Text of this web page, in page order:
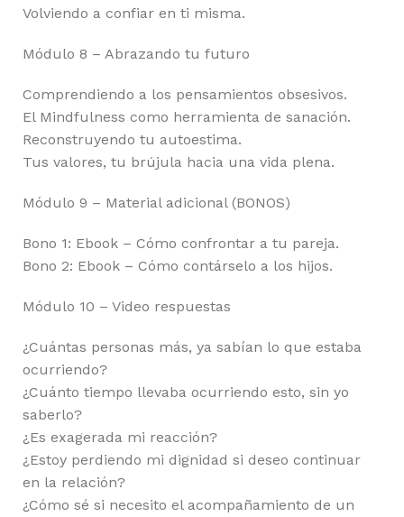
Volviendo a confiar en ti misma.
Módulo 8 – Abrazando tu futuro
Comprendiendo a los pensamientos obsesivos.
El Mindfulness como herramienta de sanación.
Reconstruyendo tu autoestima.
Tus valores, tu brújula hacia una vida plena.
Módulo 9 – Material adicional (BONOS)
Bono 1: Ebook – Cómo confrontar a tu pareja.
Bono 2: Ebook – Cómo contárselo a los hijos.
Módulo 10 – Video respuestas
¿Cuántas personas más, ya sabían lo que estaba
ocurriendo?
¿Cuánto tiempo llevaba ocurriendo esto, sin yo
saberlo?
¿Es exagerada mi reacción?
¿Estoy perdiendo mi dignidad si deseo continuar
en la relación?
¿Cómo sé si necesito el acompañamiento de un